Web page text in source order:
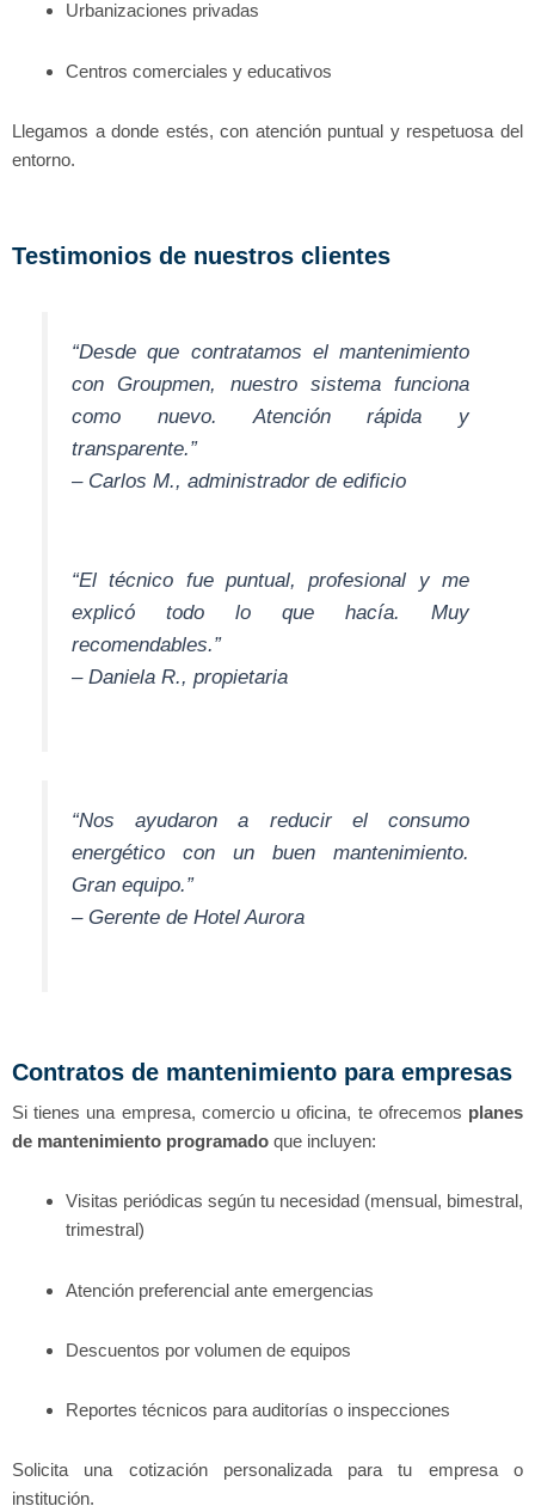
Urbanizaciones privadas
Centros comerciales y educativos
Llegamos a donde estés, con atención puntual y respetuosa del
entorno.
Testimonios de nuestros clientes
“Desde que contratamos el mantenimiento
con Groupmen, nuestro sistema funciona
como nuevo. Atención rápida y
transparente.”
– Carlos M., administrador de edificio
“El técnico fue puntual, profesional y me
explicó todo lo que hacía. Muy
recomendables.”
– Daniela R., propietaria
“Nos ayudaron a reducir el consumo
energético con un buen mantenimiento.
Gran equipo.”
– Gerente de Hotel Aurora
Contratos de mantenimiento para empresas
Si tienes una empresa, comercio u oficina, te ofrecemos planes
de mantenimiento programado que incluyen:
Visitas periódicas según tu necesidad (mensual, bimestral,
trimestral)
Atención preferencial ante emergencias
Descuentos por volumen de equipos
Reportes técnicos para auditorías o inspecciones
Solicita una cotización personalizada para tu empresa o
institución.